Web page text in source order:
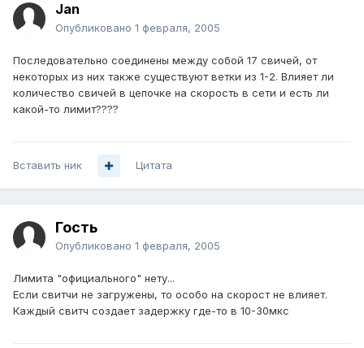
Jan
Опубликовано 1 февраля, 2005
Последовательно соединены между собой 17 свичей, от
некоторых из них также существуют ветки из 1-2. Влияет ли
количество свичей в цепочке на скорость в сети и есть ли
какой-то лимит????
Вставить ник Цитата
Гость
Опубликовано 1 февраля, 2005
Лимита "официального" нету...
Если свитчи не загружены, то особо на скорост не влияет.
Каждый свитч создает задержку где-то в 10-30мкс